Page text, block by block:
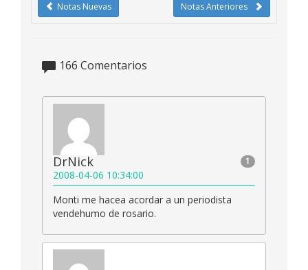
Notas Anteriores
Notas Nuevas
166 Comentarios
1
DrNick
2008-04-06 10:34:00
Monti me hacea acordar a un periodista
vendehumo de rosario.